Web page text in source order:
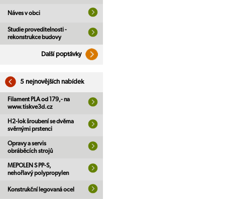
Náves v obci
Studie proveditelnosti -
rekonstrukce budovy
Další poptávky
5 nejnovějších nabídek
Filament PLA od 179,- na
www.tiskve3d.cz
H2-lok šroubení se dvěma
svěrnými prstenci
Opravy a servis
obráběcích strojů
MEPOLEN S PP-S,
nehořlavý polypropylen
Konstrukční legovaná ocel